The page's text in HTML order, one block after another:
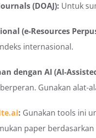
(DOAJ): Untuk
(e-Resources
internasional.
dengan AI (AI-
berperan. Gunakan alat-
: Gunakan tools ini
paper